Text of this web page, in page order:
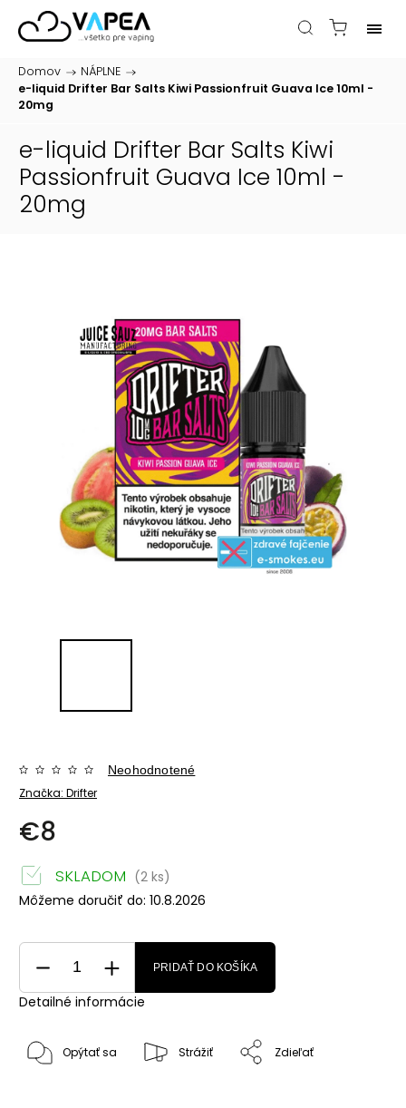
Domov / NÁPLNE /
e-liquid Drifter Bar Salts Kiwi Passionfruit Guava Ice 10ml -
20mg
e-liquid Drifter Bar Salts Kiwi
Passionfruit Guava Ice 10ml -
20mg
Značka: Drifter
Neohodnotené
€8
SKLADOM (2 ks)
Môžeme doručiť do: 10.8.2026
PRIDAŤ DO KOŠÍKA
Detailné informácie
Opýtať sa Strážiť Zdieľať